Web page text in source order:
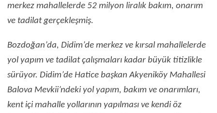
merkez mahallelerde 52 milyon liralık bakım, onarım
ve tadilat gerçekleşmiş.
Bozdoğan’da, Didim’de merkez ve kırsal mahallelerde
yol yapım ve tadilat çalışmaları kadar büyük titizlikle
sürüyor. Didim’de Hatice başkan Akyeniköy Mahallesi
Balova Mevkii’ndeki yol yapım, bakım ve onarımları,
kent içi mahalle yollarının yapılması ve kendi öz